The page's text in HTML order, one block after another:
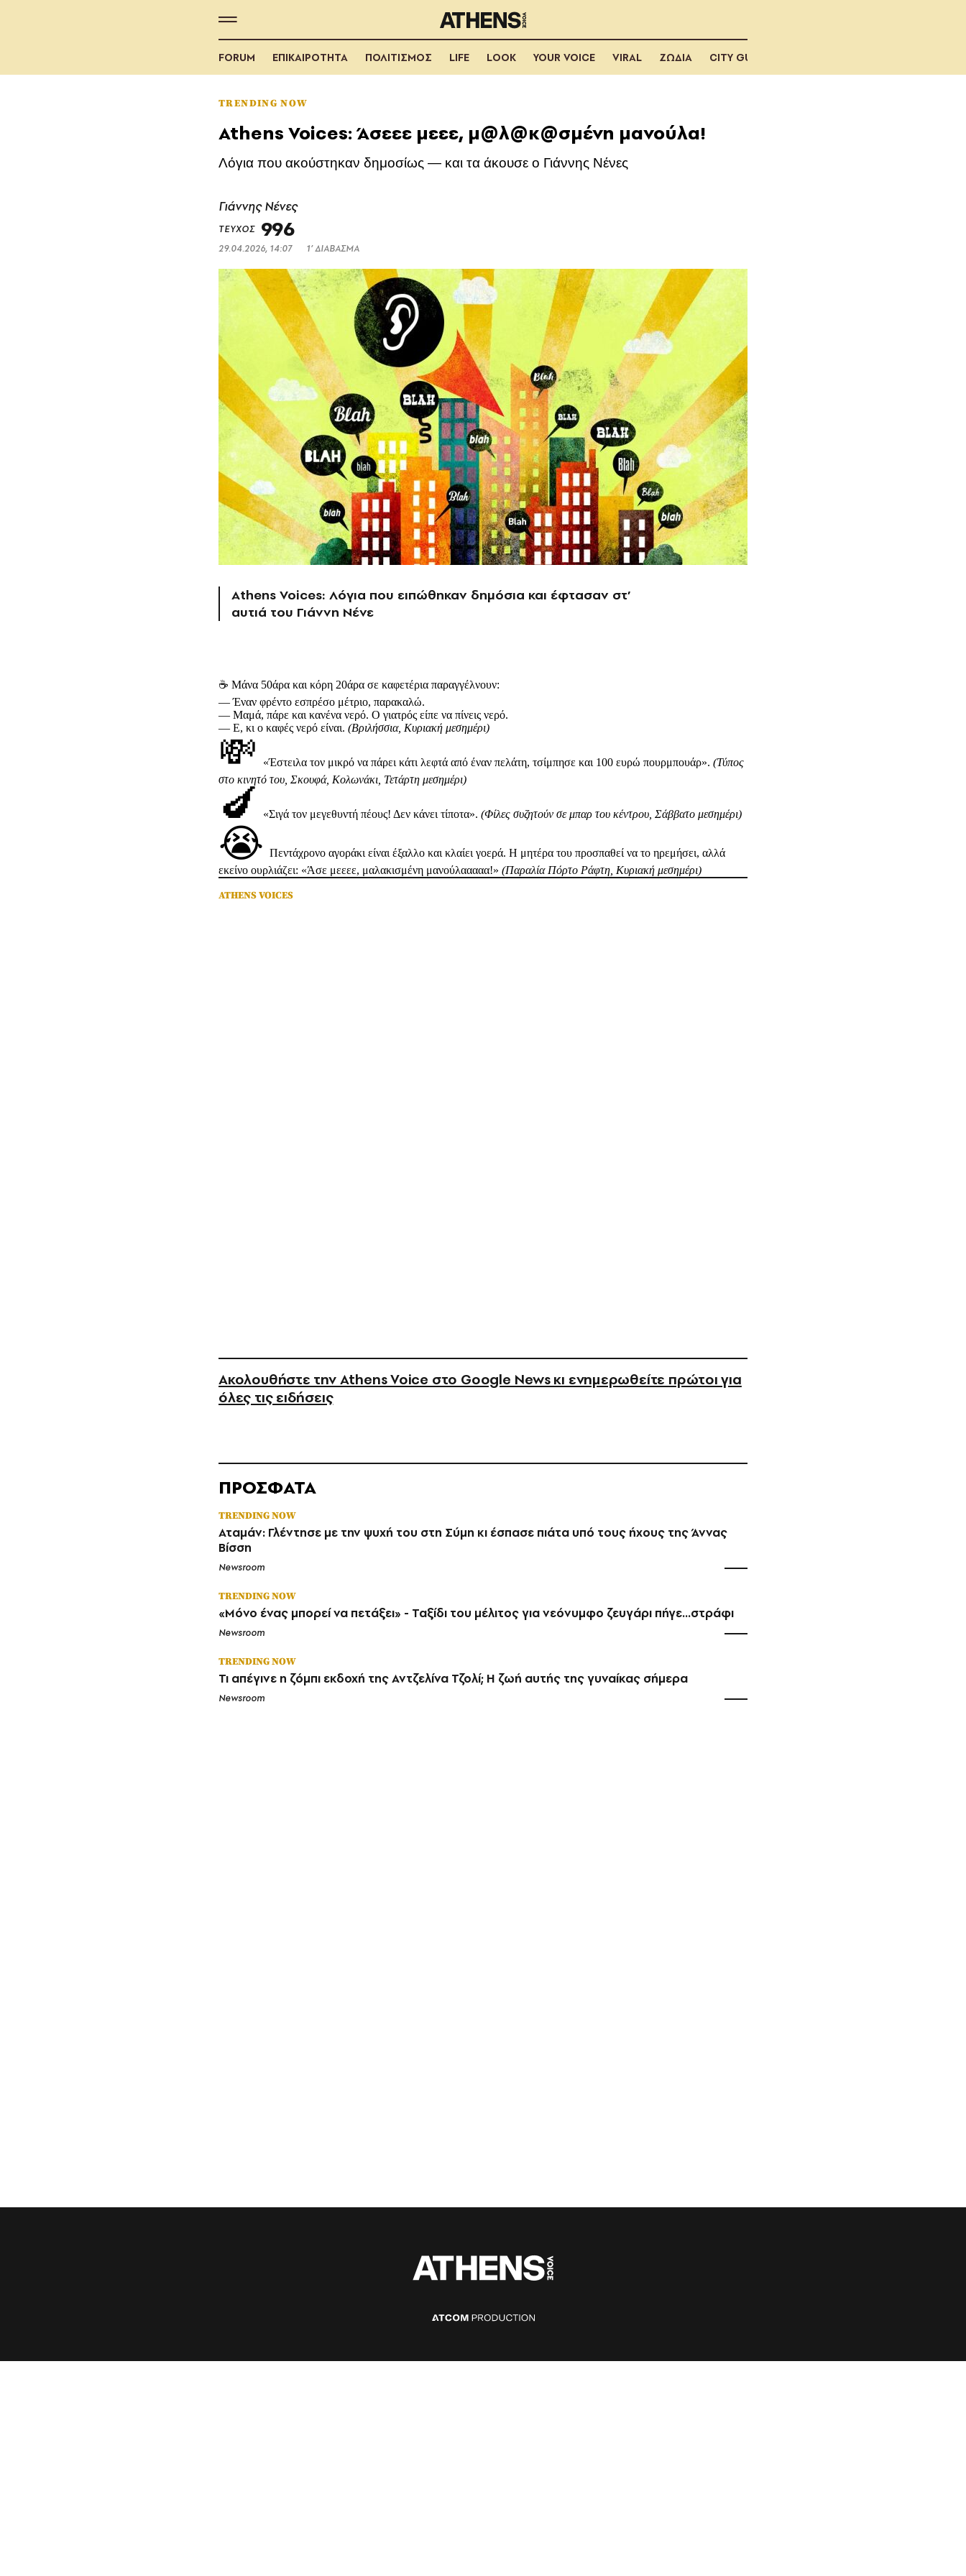
FORUM ΕΠΙΚΑΙΡΟΤΗΤΑ ΠΟΛΙΤΙΣΜΟΣ LIFE LOOK YOUR VOICE VIRAL ΖΩΔΙΑ CITY GUIDE
TRENDING NOW
Athens Voices: Άσεεε μεεε, μ@λ@κ@σμένη μανούλα!
Λόγια που ακούστηκαν δημοσίως — και τα άκουσε ο Γιάννης Νένες
Γιάννης Νένες
ΤΕΥΧΟΣ 996
29.04.2026, 14:07 1’ ΔΙΑΒΑΣΜΑ
Athens Voices: Λόγια που ειπώθηκαν δημόσια και έφτασαν στ’
αυτιά του Γιάννη Νένε
☕ Μάνα 50άρα και κόρη 20άρα σε καφετέρια παραγγέλνουν:
— Έναν φρέντο εσπρέσο μέτριο, παρακαλώ.
— Μαμά, πάρε και κανένα νερό. Ο γιατρός είπε να πίνεις νερό.
— Ε, κι ο καφές νερό είναι. (Βριλήσσια, Κυριακή μεσημέρι)
💸 «Έστειλα τον μικρό να πάρει κάτι λεφτά από έναν πελάτη, τσίμπησε και 100 ευρώ πουρμπουάρ». (Τύπος
στο κινητό του, Σκουφά, Κολωνάκι, Τετάρτη μεσημέρι)
🍆 «Σιγά τον μεγεθυντή πέους! Δεν κάνει τίποτα». (Φίλες συζητούν σε μπαρ του κέντρου, Σάββατο μεσημέρι)
😭 Πεντάχρονο αγοράκι είναι έξαλλο και κλαίει γοερά. Η μητέρα του προσπαθεί να το ηρεμήσει, αλλά
εκείνο ουρλιάζει: «Άσε μεεεε, μαλακισμένη μανούλααααα!» (Παραλία Πόρτο Ράφτη, Κυριακή μεσημέρι)
ATHENS VOICES
Ακολουθήστε την Athens Voice στο Google News κι ενημερωθείτε πρώτοι για
όλες τις ειδήσεις
ΠΡΟΣΦΑΤΑ
TRENDING NOW
Αταμάν: Γλέντησε με την ψυχή του στη Σύμη κι έσπασε πιάτα υπό τους ήχους της Άννας
Βίσση
Newsroom
TRENDING NOW
«Μόνο ένας μπορεί να πετάξει» - Ταξίδι του μέλιτος για νεόνυμφο ζευγάρι πήγε...στράφι
Newsroom
TRENDING NOW
Τι απέγινε η ζόμπι εκδοχή της Αντζελίνα Τζολί; Η ζωή αυτής της γυναίκας σήμερα
Newsroom